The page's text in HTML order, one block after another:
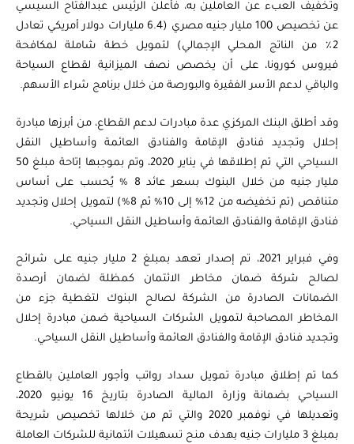
وتخفيف العبء عن العاملين به، فأعلن الرئيس عبدالفتاح السيسي
عن تخصيص 100 مليار جنيه مصري (6.4 مليارات دولار أمريكي تعادل
2٪ من الناتج المحلي الإجمالي) لتمويل خطة شاملة لمكافحة
فيروس كورونا، على أن يخصص نصف الميزانية لقطاع السياحة
والباقي لدعم الأسر الفقيرة والبورصة من خلال برنامج شراء الأسهم.
وقد أطلق البنك المركزي عدة مبادرات لدعم القطاع، من أبرزها مبادرة
إحلال وتجديد فنادق الإقامة والفنادق العائمة وأساطيل النقل
السياحي التي تم إطلاقها في يناير 2020، وتم بموجبها إتاحة مبلغ 50
مليار جنيه من خلال البنوك بسعر عائد 8 % يُحسب على أساس
متناقص (تم تخفيضه من 12% إلى 10% ثم 8%) لتمويل إحلال وتجديد
فنادق الإقامة والفنادق العائمة وأساطيل النقل السياحي.
وفي فبراير 2021، تم إصدار تعهد بمبلغ 2 مليار جنيه على شرائح
لصالح شركة ضمان مخاطر الائتمان كمظلة لضمان أرصدة
الضمانات الصادرة من الشركة لصالح البنوك لتغطية جزء من
المخاطر المصاحبة لتمويل الشركات السياحية ضمن مبادرة إحلال
وتجديد فنادق الإقامة والفنادق العائمة وأساطيل النقل السياحي.
كما تم إطلاق مبادرة تمويل سداد رواتب وأجور العاملين بالقطاع
السياحي بضمانة وزارة المالية الصادرة بتاريخ 16 يونيو 2020،
وتعديلها في نوفمبر 2020 والتي تم من خلالها تخصيص شريحة
بمبلغ 3 مليارات جنيه بهدف منح تسهيلات ائتمانية للشركات العاملة